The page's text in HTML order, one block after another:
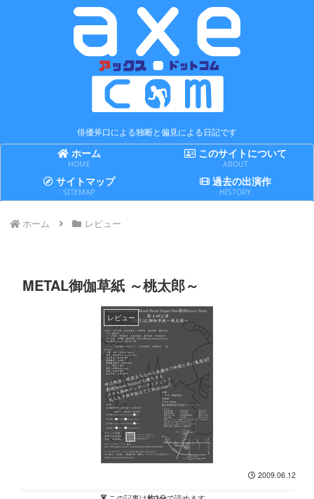
俳優斧口による独断と偏見による日記です
ホーム
HOME
このサイトについて
ABOUT
サイトマップ
SITEMAP
過去の出演作
HISTORY
ホーム レビュー
METAL御伽草紙 ～桃太郎～
レビュー
2009.06.12